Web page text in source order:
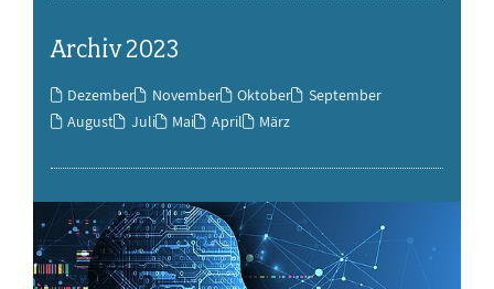
Archiv 2023
Dezember November Oktober
September
August
Juli Mai April März